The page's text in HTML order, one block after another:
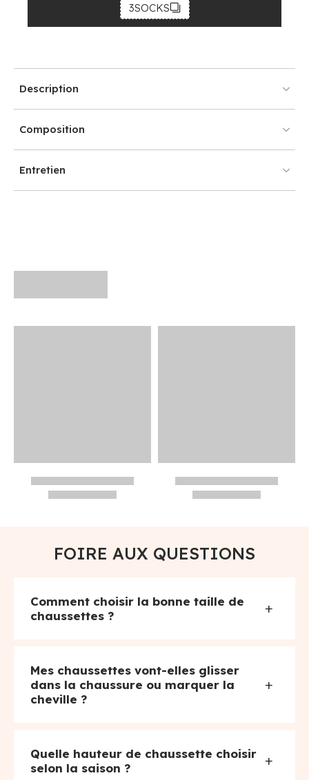
3SOCKS
Description
Composition
Entretien
FOIRE AUX QUESTIONS
Comment choisir la bonne taille de
chaussettes ?
+
Mes chaussettes vont-elles glisser
dans la chaussure ou marquer la
cheville ?
+
Quelle hauteur de chaussette choisir
selon la saison ?
+